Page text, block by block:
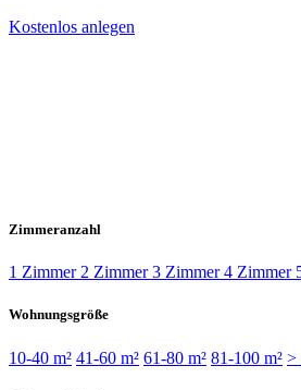
Kostenlos anlegen
Zimmeranzahl
1 Zimmer 2 Zimmer 3 Zimmer 4 Zimmer
Wohnungsgröße
10-40 m² 41-60 m² 61-80 m² 81-100 m² >